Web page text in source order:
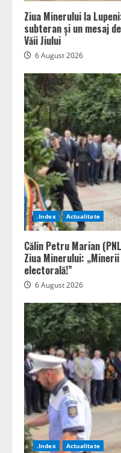
Ziua Minerului la
subteran și un mesaj
Văii Jiului
6 August 2026
.Index Actualitate
Călin Petru Marian
Ziua Minerului:
electorală!”
6 August 2026
.Index Actualitate